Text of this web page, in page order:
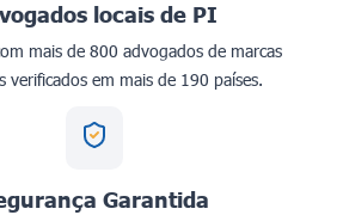
locais de PI
mais de 800 advogados de marcas
verificados em mais de 190 países.
Garantida